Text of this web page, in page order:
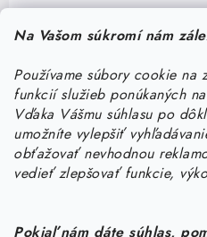
Na Vašom súkromí nám
Používame súbory cookie na
funkcií služieb ponúkaných
Vďaka Vášmu súhlasu po
umožníte vylepšiť
obťažovať nevhodnou
vedieť zlepšovať funkcie,
Pokiaľ nám dáte súhlas,
Pomôžeme
Potrebujete s niečím